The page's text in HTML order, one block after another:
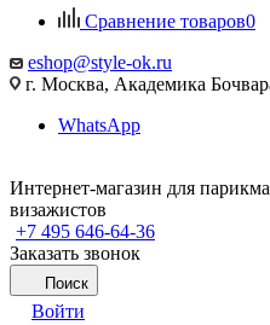
Сравнение товаров0
eshop@style-ok.ru
г. Москва, Академика
WhatsApp
Интернет-магазин для
визажистов
+7 495 646-64-36
Заказать звонок
Поиск
Войти